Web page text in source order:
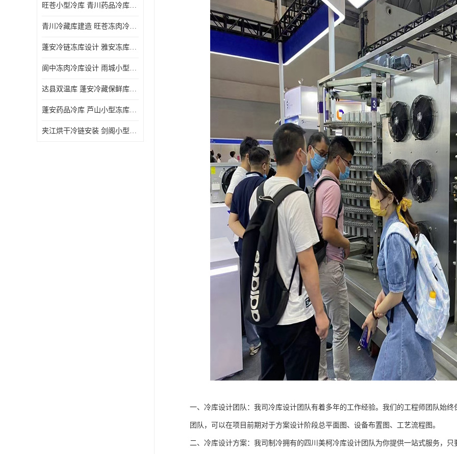
旺苍小型冷库 青川药品冷库设备 设计方案
青川冷藏库建造 旺苍冻肉冷库安装 报价表
蓬安冷链冻库设计 雅安冻库保温板安装 采摘园
阆中冻肉冷库设计 雨城小型冷库设计 农产品基地
达县双温库 蓬安冷藏保鲜库设计 报价表
蓬安药品冷库 芦山小型冻库安装 报价表
夹江烘干冷链安装 剑阁小型冷库安装 设计方案
一、冷库设计团队：我司冷库设计团队有着多年的工作经验。我们的工程师团队始
团队，可以在项目前期对于方案设计阶段总平面图、设备布置图、工艺流程图。
二、冷库设计方案：我司制冷拥有的四川美柯冷库设计团队为你提供一站式服务，